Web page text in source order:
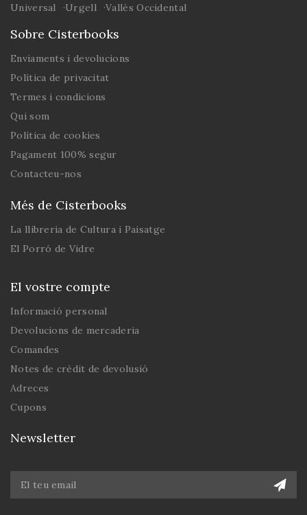
Universal
Urgell Vallès Occidental
Sobre Cisterbooks
Enviaments i devolucions
Política de privacitat
Termes i condicions
Qui som
Política de cookies
Pagament 100% segur
Contacteu-nos
Més de Cisterbooks
La llibreria de Cultura i Paisatge
El Porró de Vidre
El vostre compte
Informació personal
Devolucions de mercaderia
Comandes
Notes de crèdit de devolusió
Adreces
Cupons
Newsletter